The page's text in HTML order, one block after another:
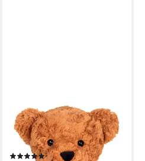
TEDDY HERMANN®
Kuscheltier Teddy braun, 45
(1)